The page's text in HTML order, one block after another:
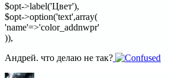
$opt->label('Цвет'),
$opt->option('text',array(
'name'=>'color_addnwpr'
)),
Андрей. что делаю не так?